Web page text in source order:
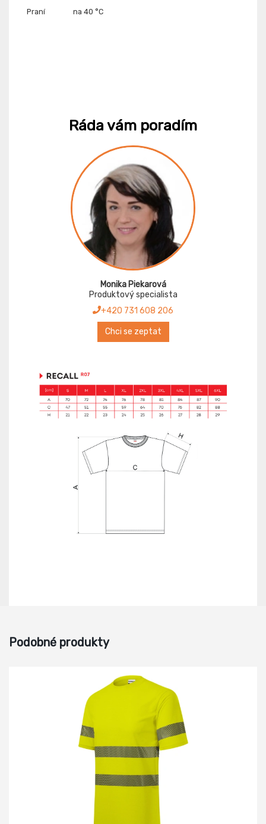
Praní na 40 °C
Ráda vám poradím
Monika Piekarová
Produktový specialista
+420 731 608 206
Chci se zeptat
Podobné produkty